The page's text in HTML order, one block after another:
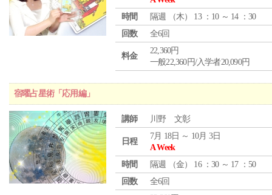
時間
隔週 （木） 13 ：10 ～ 14 ：30
回数
全6回
料金
22,360円
一般22,360円/入学者20,090円
宿曜占星術「応用編」
講師 川野 文彰
日程
7月 18日 ～ 10月 3日
A Week
時間
隔週 （金） 16 ：30 ～ 17 ：50
回数
全6回